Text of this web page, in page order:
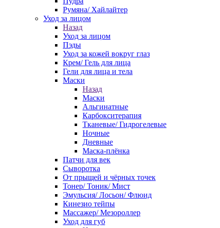
Румяна/ Хайлайтер
Уход за лицом
Назад
Уход за лицом
Пэды
Уход за кожей вокруг глаз
Крем/ Гель для лица
Гели для лица и тела
Маски
Назад
Маски
Альгинатные
Карбокситерапия
Тканевые/ Гидрогелевые
Ночные
Дневные
Маска-плёнка
Патчи для век
Сыворотка
От прыщей и чёрных точек
Тонер/ Тоник/ Мист
Эмульсия/ Лосьон/ Флюид
Кинезио тейпы
Массажер/ Мезороллер
Уход для губ